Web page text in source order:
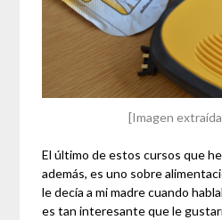
[Imagen
El último de estos cursos que
además, es uno sobre
le decía a mi madre cuando
es tan interesante que le